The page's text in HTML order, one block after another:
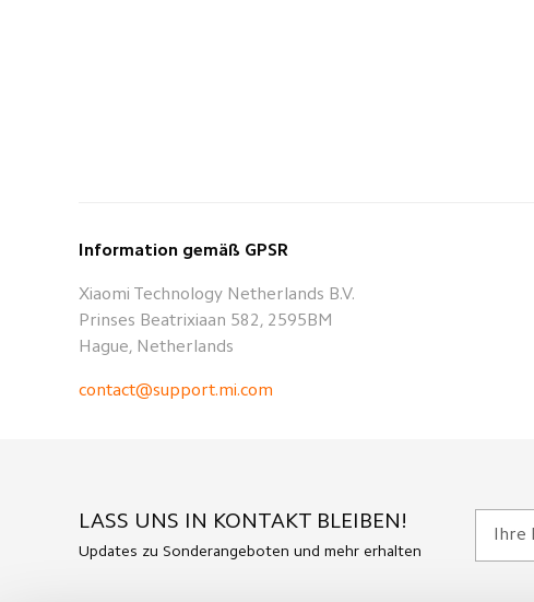
Information gemäß GPSR
Xiaomi Technology Netherlands B.V.
Prinses Beatrixiaan 582, 2595BM
Hague, Netherlands
contact@support.mi.com
LASS UNS IN KONTAKT BLEIBEN!
Updates zu Sonderangeboten und mehr erhalten